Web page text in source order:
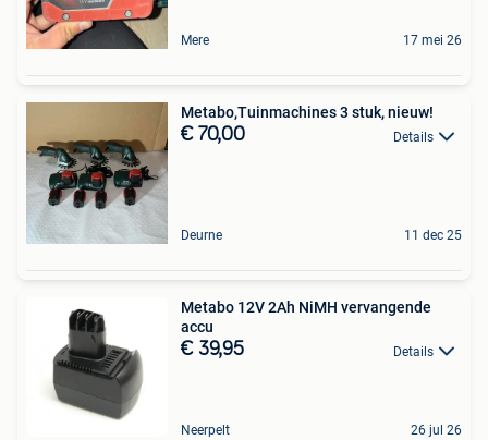
Mere 17 mei 26
Metabo,Tuinmachines 3 stuk, nieuw!
€ 70,00 Details
Deurne 11 dec 25
Metabo 12V 2Ah NiMH vervangende
accu
€ 39,95 Details
Neerpelt 26 jul 26